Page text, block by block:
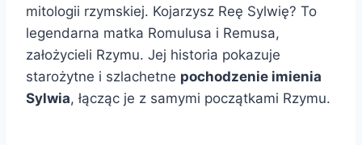
mitologii rzymskiej. Kojarzysz Reę Sylwię? To
legendarna matka Romulusa i Remusa,
założycieli Rzymu. Jej historia pokazuje
starożytne i szlachetne pochodzenie imienia
Sylwia, łącząc je z samymi początkami Rzymu.